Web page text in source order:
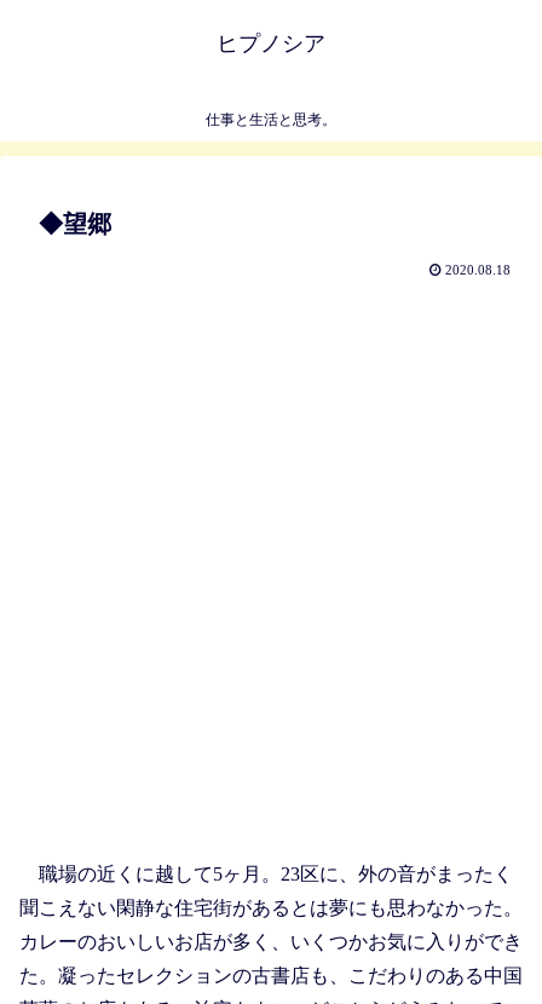
ヒプノシア
仕事と生活と思考。
◆望郷
2020.08.18
職場の近くに越して5ヶ月。23区に、外の音がまったく
聞こえない閑静な住宅街があるとは夢にも思わなかった。
カレーのおいしいお店が多く、いくつかお気に入りができ
た。凝ったセレクションの古書店も、こだわりのある中国